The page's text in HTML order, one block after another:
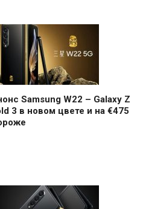
Samsung W22 – Galaxy Z
3 в новом цвете и на €475